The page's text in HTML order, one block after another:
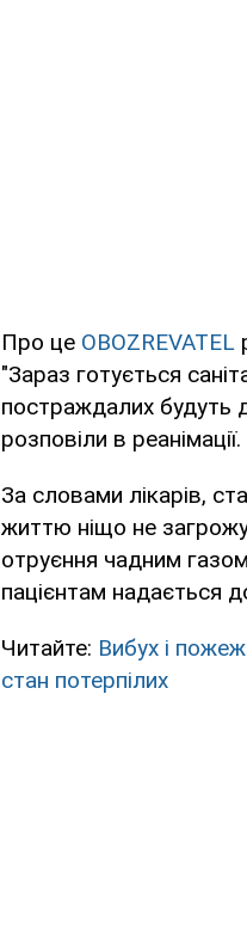
Про це OBOZREVATEL
"Зараз готується
постраждалих будуть
розповіли в реанімації.
За словами лікарів,
життю ніщо не
отруєння чадним
пацієнтам надається
Читайте: Вибух і
стан потерпілих